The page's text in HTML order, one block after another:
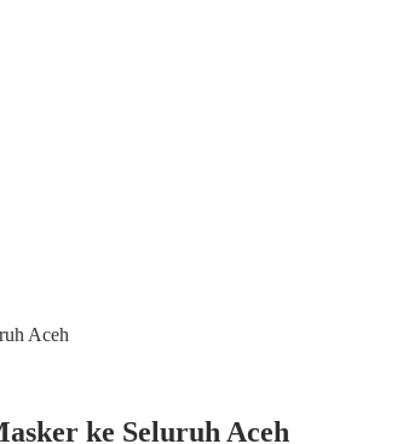
Aceh
ke Seluruh Aceh